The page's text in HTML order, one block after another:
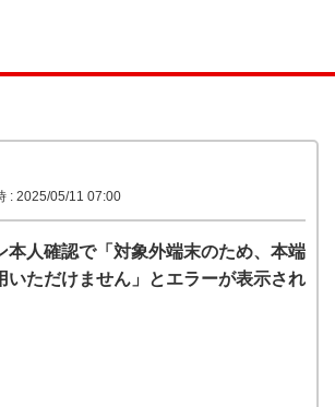
: 2025/05/11 07:00
本人確認で「対象外端末のため、本端
いただけません」とエラーが表示され